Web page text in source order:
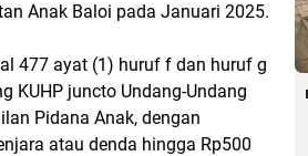
Anak Baloi pada Januari 2025.
477 ayat (1) huruf f dan huruf g
KUHP juncto Undang-Undang
Pidana Anak, dengan
atau denda hingga Rp500